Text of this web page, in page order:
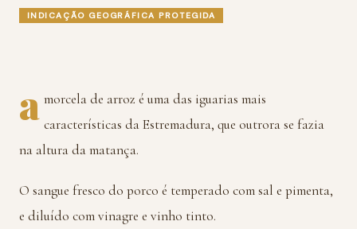
INDICAÇÃO GEOGRÁFICA PROTEGIDA
a morcela de arroz é uma das iguarias mais
características da Estremadura, que outrora se fazia
na altura da matança.
O sangue fresco do porco é temperado com sal e pimenta,
e diluído com vinagre e vinho tinto.